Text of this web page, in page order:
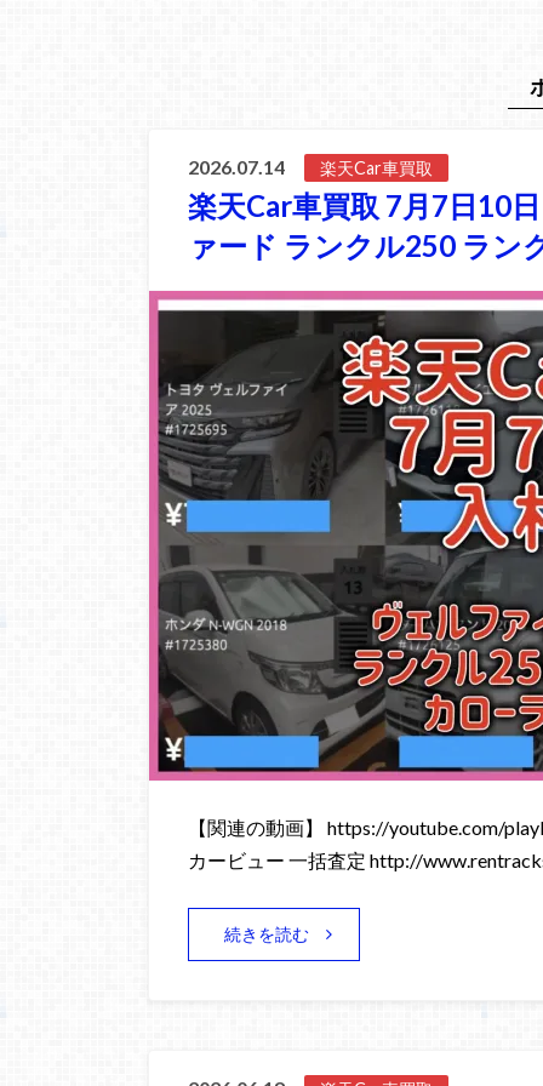
2026.07.14 楽天Car車買取
楽天Car車買取 7月7日10
ァード ランクル250 ラン
【関連の動画】 https://youtube.com/
カービュー 一括査定 http://
続きを読む